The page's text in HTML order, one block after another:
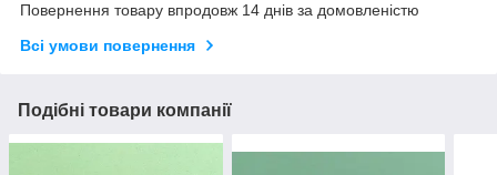
Повернення товару впродовж 14 днів за домовленістю
Всі умови повернення
Подібні товари компанії